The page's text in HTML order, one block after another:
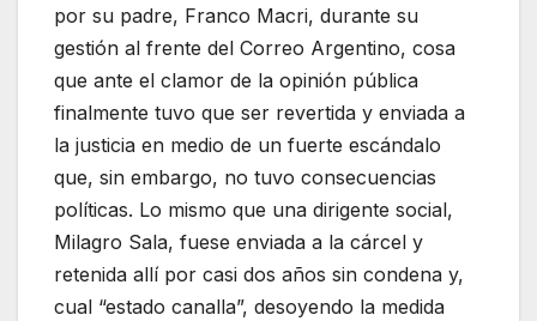
por su padre, Franco Macri, durante su
gestión al frente del Correo Argentino, cosa
que ante el clamor de la opinión pública
finalmente tuvo que ser revertida y enviada a
la justicia en medio de un fuerte escándalo
que, sin embargo, no tuvo consecuencias
políticas. Lo mismo que una dirigente social,
Milagro Sala, fuese enviada a la cárcel y
retenida allí por casi dos años sin condena y,
cual “estado canalla”, desoyendo la medida